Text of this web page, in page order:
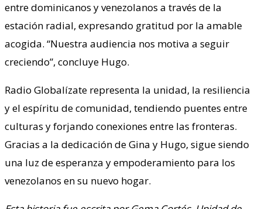
entre dominicanos y venezolanos a través de la
estación radial, expresando gratitud por la amable
acogida. “Nuestra audiencia nos motiva a seguir
creciendo”, concluye Hugo.
Radio Globalízate representa la unidad, la resiliencia
y el espíritu de comunidad, tendiendo puentes entre
culturas y forjando conexiones entre las fronteras.
Gracias a la dedicación de Gina y Hugo, sigue siendo
una luz de esperanza y empoderamiento para los
venezolanos en su nuevo hogar.